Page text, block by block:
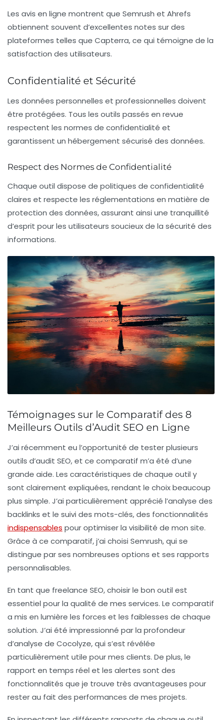
Les avis en ligne montrent que Semrush et Ahrefs
obtiennent souvent d’excellentes notes sur des
plateformes telles que Capterra, ce qui témoigne de la
satisfaction des utilisateurs.
Confidentialité et Sécurité
Les données personnelles et professionnelles doivent
être protégées. Tous les outils passés en revue
respectent les normes de confidentialité et
garantissent un hébergement sécurisé des données.
Respect des Normes de Confidentialité
Chaque outil dispose de politiques de confidentialité
claires et respecte les réglementations en matière de
protection des données, assurant ainsi une tranquillité
d’esprit pour les utilisateurs soucieux de la sécurité des
informations.
Témoignages sur le Comparatif des 8
Meilleurs Outils d’Audit SEO en Ligne
J’ai récemment eu l’opportunité de tester plusieurs
outils d’audit SEO, et ce comparatif m’a été d’une
grande aide. Les caractéristiques de chaque outil y
sont clairement expliquées, rendant le choix beaucoup
plus simple. J’ai particulièrement apprécié l’analyse des
backlinks et le suivi des mots-clés, des fonctionnalités
indispensables pour optimiser la visibilité de mon site.
Grâce à ce comparatif, j’ai choisi Semrush, qui se
distingue par ses nombreuses options et ses rapports
personnalisables.
En tant que freelance SEO, choisir le bon outil est
essentiel pour la qualité de mes services. Le comparatif
a mis en lumière les forces et les faiblesses de chaque
solution. J’ai été impressionné par la profondeur
d’analyse de Cocolyze, qui s’est révélée
particulièrement utile pour mes clients. De plus, le
rapport en temps réel et les alertes sont des
fonctionnalités que je trouve très avantageuses pour
rester au fait des performances de mes projets.